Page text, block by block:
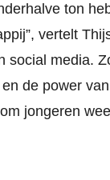
ton
vertelt
social media.
de power
jongeren